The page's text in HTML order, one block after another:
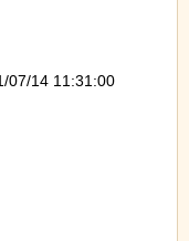
07/14 11:31:00